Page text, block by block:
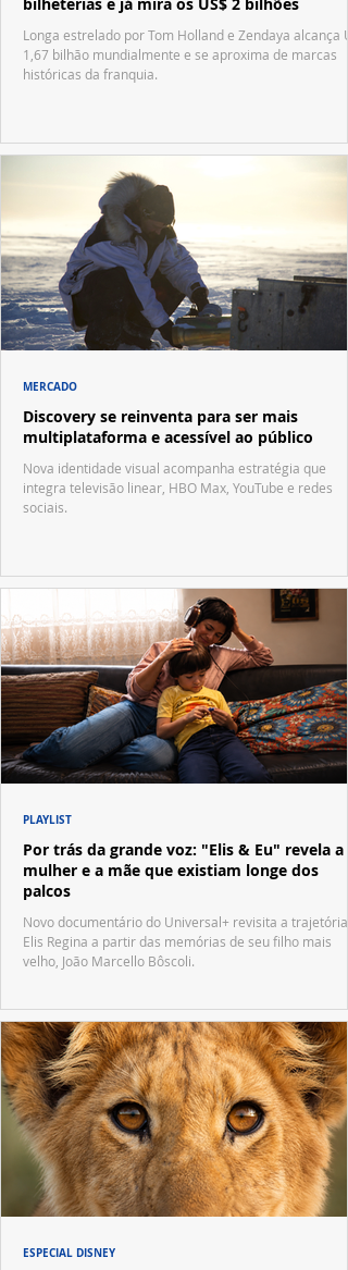
Longa estrelado por Tom Holland e Zendaya alcança
1,67 bilhão mundialmente e se aproxima de marcas
históricas da franquia.
Discovery se reinventa para ser mais
multiplataforma e acessível ao público
Nova identidade visual acompanha estratégia que
integra televisão linear, HBO Max, YouTube e redes
sociais.
MERCADO
Por trás da grande voz: "Elis & Eu" revela a
mulher e a mãe que existiam longe dos
palcos
Novo documentário do Universal+ revisita a trajetória
Elis Regina a partir das memórias de seu filho mais
velho, João Marcello Bôscoli.
PLAYLIST
ESPECIAL DISNEY